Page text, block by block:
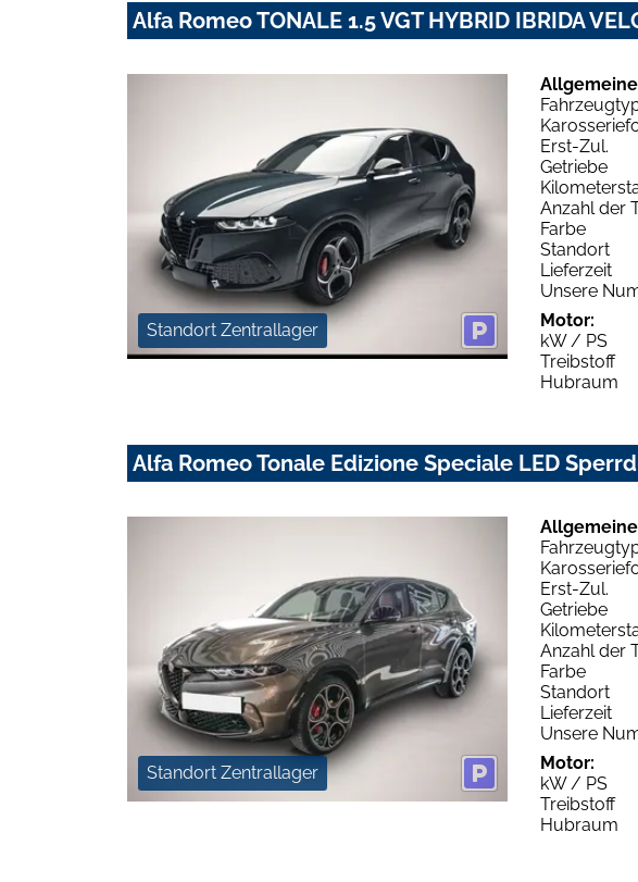
Alfa Romeo TONALE 1.5 VGT HYBRID IBRIDA
Standort Zentrallager
Erst-Zul.
Getriebe
Anzahl der
Farbe
Standort
Lieferzeit
Unsere
Motor:
kW / PS
Treibstoff
Hubraum
Alfa Romeo Tonale Edizione Speciale LED
Standort Zentrallager
Erst-Zul.
Getriebe
Anzahl der
Farbe
Standort
Lieferzeit
Unsere
Motor:
kW / PS
Treibstoff
Hubraum